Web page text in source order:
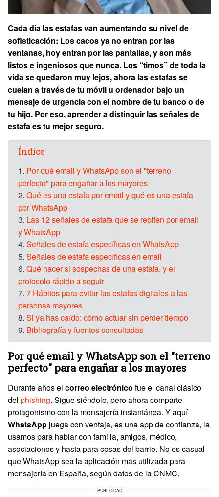
Cada día las estafas van aumentando su nivel de
sofisticación: Los cacos ya no entran por las
ventanas, hoy entran por las pantallas, y son más
listos e ingeniosos que nunca. Los “timos” de toda la
vida se quedaron muy lejos, ahora las estafas se
cuelan a través de tu móvil u ordenador bajo un
mensaje de urgencia con el nombre de tu banco o de
tu hijo. Por eso, aprender a distinguir las señales de
estafa es tu mejor seguro.
Índice
1. Por qué email y WhatsApp son el "terreno
perfecto" para engañar a los mayores
2. Qué es una estafa por email y qué es una estafa
por WhatsApp
3. Las 12 señales de estafa que se repiten por email
y WhatsApp
4. Señales de estafa específicas en WhatsApp
5. Señales de estafa específicas en email
6. Qué hacer si sospechas de una estafa, y el
protocolo rápido a seguir
7. 7 Hábitos para evitar las estafas digitales a las
personas mayores
8. Si ya has caído: cómo actuar sin perder tiempo
9. Bibliografía y fuentes consultadas
Por qué email y WhatsApp son el "terreno
perfecto" para engañar a los mayores
Durante años el correo electrónico fue el canal clásico
del phishing. Sigue siéndolo, pero ahora comparte
protagonismo con la mensajería instantánea. Y aquí
WhatsApp juega con ventaja, es una app de confianza, la
usamos para hablar con familia, amigos, médico,
asociaciones y hasta para cosas del barrio. No es casual
que WhatsApp sea la aplicación más utilizada para
mensajería en España, según datos de la CNMC.
PUBLICIDAD